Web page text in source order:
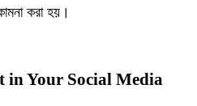
করা হয়।
in Your Social Media